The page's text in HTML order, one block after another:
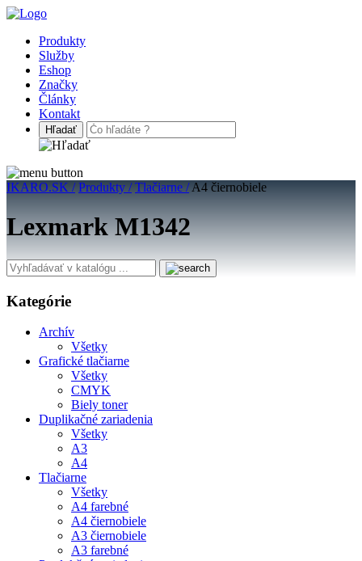
Produkty
Služby
Eshop
Značky
Články
Kontakt
IKARO.SK / Produkty / Tlačiarne /A4 čiernobiele
Lexmark M1342
Kategórie
Archív
Všetky
Grafické tlačiarne
Všetky
CMYK
Biely toner
Duplikačné zariadenia
Všetky
A3
A4
Tlačiarne
Všetky
A4 farebné
A4 čiernobiele
A3 čiernobiele
A3 farebné